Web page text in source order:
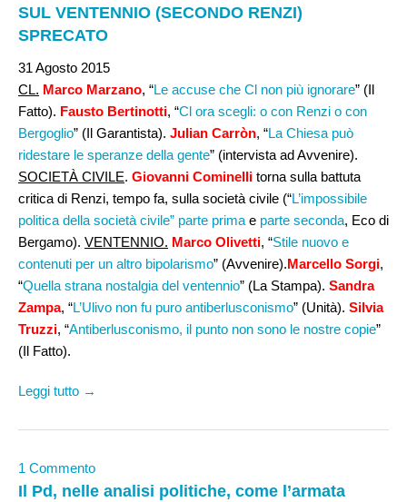
SUL VENTENNIO (SECONDO RENZI)
SPRECATO
31 Agosto 2015
CL. Marco Marzano, “Le accuse che Cl non più ignorare” (Il
Fatto). Fausto Bertinotti, “Cl ora scegli: o con Renzi o con
Bergoglio” (Il Garantista). Julian Carròn, “La Chiesa può
ridestare le speranze della gente” (intervista ad Avvenire).
SOCIETÀ CIVILE. Giovanni Cominelli torna sulla battuta
critica di Renzi, tempo fa, sulla società civile (“L’impossibile
politica della società civile” parte prima e parte seconda, Eco di
Bergamo). VENTENNIO. Marco Olivetti, “Stile nuovo e
contenuti per un altro bipolarismo” (Avvenire).Marcello Sorgi,
“Quella strana nostalgia del ventennio” (La Stampa). Sandra
Zampa, “L’Ulivo non fu puro antiberlusconismo” (Unità). Silvia
Truzzi, “Antiberlusconismo, il punto non sono le nostre copie”
(Il Fatto).
Leggi tutto →
1 Commento
Il Pd, nelle analisi politiche, come l’armata